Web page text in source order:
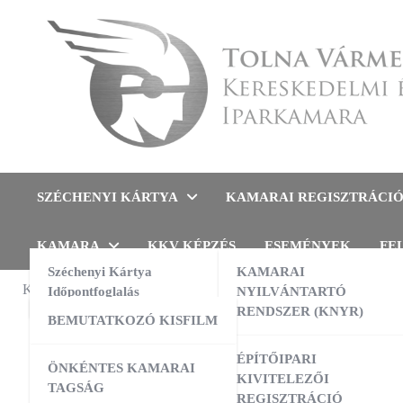
Tolna Vármegyei
SZÉCHENYI KÁRTYA
Széchenyi Kártya
Időpontfoglalás
KAMARAI REGISZTRÁCIÓ
KAMARAI
NYILVÁNTARTÓ
RENDSZER (KNYR)
ÉPÍTŐIPARI
KIVITELEZŐI
REGISZTRÁCIÓ
KAMARA
BEMUTATKOZÓ KISFILM
ÖNKÉNTES KAMARAI
TAGSÁG
KKV KÉPZÉS ESEMÉNYEK
KAMARAI ESEMÉNYEK
AI a nyelvtanulás szolgálatában –
gyakorlati workshop